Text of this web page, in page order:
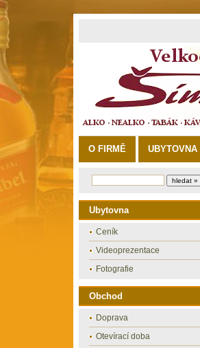
O FIRMĚ UBYTOVNA
Ubytovna
Ceník
Videoprezentace
Fotografie
Obchod
Doprava
Otevírací doba